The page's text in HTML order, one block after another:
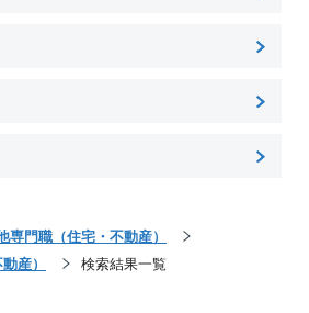
専門職（住宅・不動産）
産）
検索結果一覧